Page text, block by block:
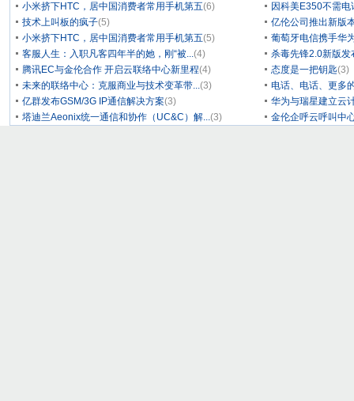
小米挤下HTC，居中国消费者常用手机第五(6)
因科美E350不需
技术上叫板的疯子(5)
亿伦公司推出新版
小米挤下HTC，居中国消费者常用手机第五(5)
葡萄牙电信携手华
客服人生：入职凡客四年半的她，刚“被...(4)
杀毒先锋2.0新版发
腾讯EC与金伦合作 开启云联络中心新里程(4) 态度是一把钥匙(3)
未来的联络中心：克服商业与技术变革带...(3)
电话、电话、更多
亿群发布GSM/3G IP通信解决方案(3)
华为与瑞星建立云
塔迪兰Aeonix统一通信和协作（UC&C）解...(3) 金伦企呼云呼叫中